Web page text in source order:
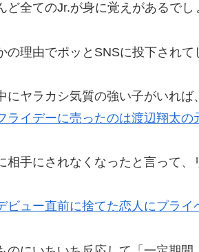
ど全てのJr.が身に覚えがあるで
の理由でポッとSNSに投下され
にヤラカシ気質の強い子がいれば
ライデーに売ったのは渡辺翔太の
相手にされなくなったと言って
ビュー直前に捨てた恋人にプライ